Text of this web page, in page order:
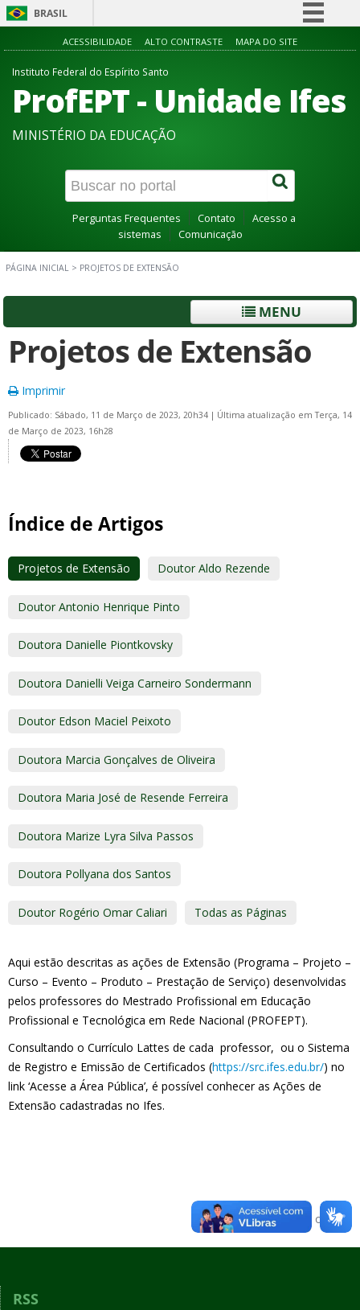
BRASIL
Simplifique!
Participe
Acesso à informação
Canais
ACESSIBILIDADE ALTO CONTRASTE MAPA DO SITE
Instituto Federal do Espírito Santo
ProfEPT - Unidade Ifes
MINISTÉRIO DA EDUCAÇÃO
Perguntas Frequentes Contato
Acesso a
sistemas
Comunicação
PÁGINA INICIAL > PROJETOS DE EXTENSÃO
MENU
Projetos de Extensão
Imprimir
Publicado: Sábado, 11 de Março de 2023, 20h34 | Última atualização em Terça, 14
de Março de 2023, 16h28
Índice de Artigos
Projetos de Extensão Doutor Aldo Rezende
Doutor Antonio Henrique Pinto
Doutora Danielle Piontkovsky
Doutora Danielli Veiga Carneiro Sondermann
Doutor Edson Maciel Peixoto
Doutora Marcia Gonçalves de Oliveira
Doutora Maria José de Resende Ferreira
Doutora Marize Lyra Silva Passos
Doutora Pollyana dos Santos
Doutor Rogério Omar Caliari Todas as Páginas
Aqui estão descritas as ações de Extensão (Programa – Projeto –
Curso – Evento – Produto – Prestação de Serviço) desenvolvidas
pelos professores do Mestrado Profissional em Educação
Profissional e Tecnológica em Rede Nacional (PROFEPT).
Consultando o Currículo Lattes de cada professor, ou o Sistema
de Registro e Emissão de Certificados (https://src.ifes.edu.br/) no
link ‘Acesse a Área Pública’, é possível conhecer as Ações de
Extensão cadastradas no Ifes.
Voltar para o topo
RSS